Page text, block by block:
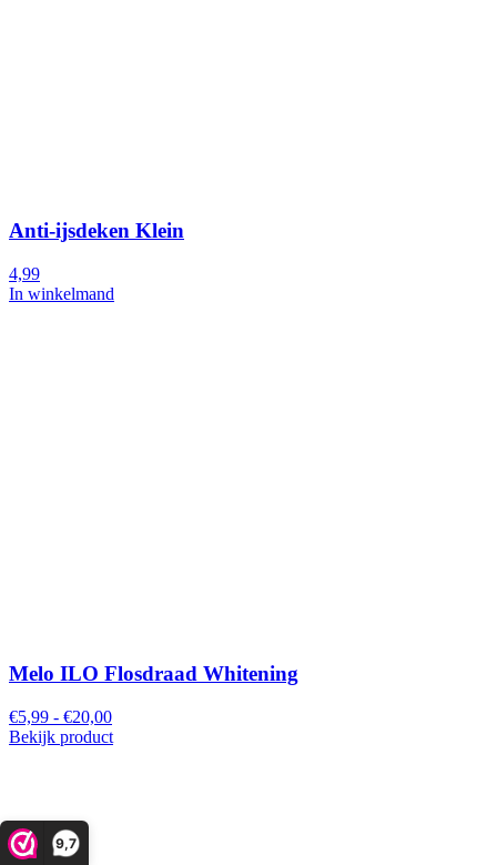
9,7
Anti-ijsdeken Klein
4,99
In winkelmand
Melo ILO Flosdraad Whitening
€5,99 - €20,00
Bekijk product